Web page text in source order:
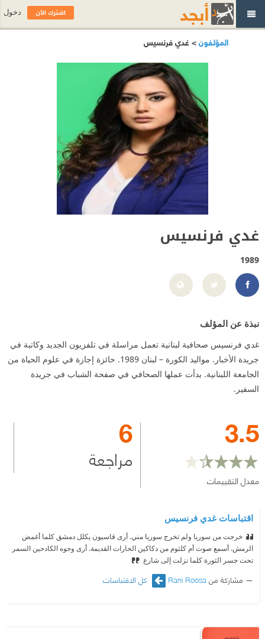
المؤلفون> غدي فرنسيس
غدي فرنسيس
1989
https://www.facebook.com/FrancisGhadi
نبذة عن المؤلف
غدي فرنسيس صحافية لبنانية تعمل مراسلة في تلفزيون الجديد وكاتبة في
جريدة الأخبار. مواليد الكورة – لبنان 1989. حائزة إجازة في علوم الحياة من
الجامعة اللبنانية. بدأت عملها الصحافي في صفحة الشباب في جريدة
السفير.
3.5
معدل التقييمات
6
مراجعة
اقتباسات غدي فرنسيس
خرجت من سوريا ولم تخرج سوريا مني. أرى قاسيون يكلل دمشق كلما أغمض
الرمش. أسمع صوت أم كلثوم من دكاكين الحارات القديمة. أرى وجوه الكادحين السمر
تحت جسر الثورة كلما نزلت إلى شارع
مشاركة منRani Roosa كل الاقتباسات
اشترك الآن دخول